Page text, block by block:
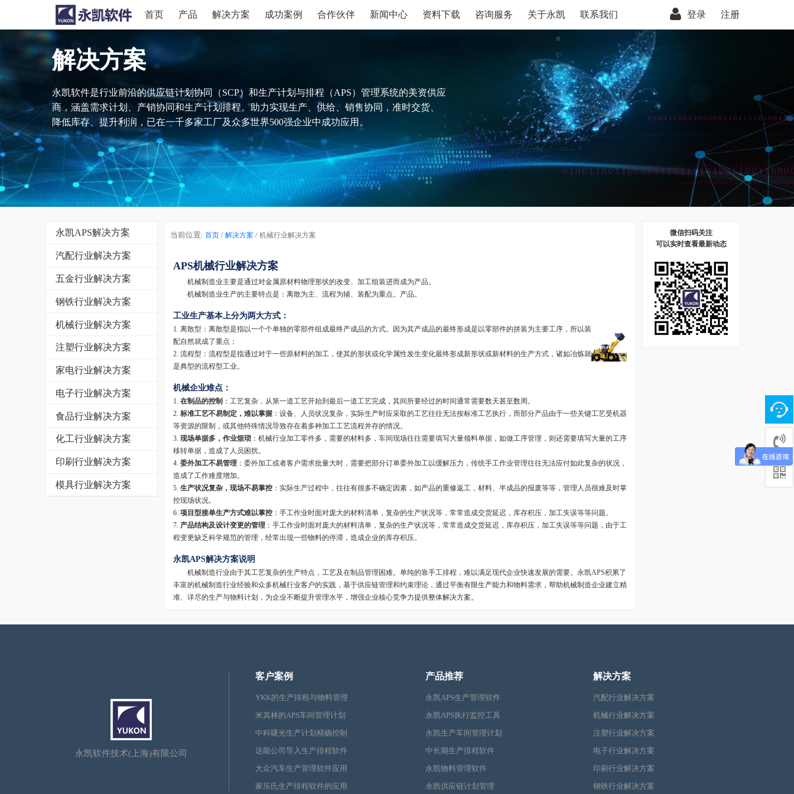
首页 产品 解决方案 成功案例 合作伙伴 新闻中心 资料下载 咨询服务 关于永凯 联系我们 登录 注册
解决方案
永凯软件是行业前沿的供应链计划协同（SCP）和生产计划与排程（APS）管理系统的美资供应
商，涵盖需求计划、产销协同和生产计划排程。助力实现生产、供给、销售协同，准时交货、
降低库存、提升利润，已在一千多家工厂及众多世界500强企业中成功应用。
永凯APS解决方案
汽配行业解决方案
五金行业解决方案
钢铁行业解决方案
机械行业解决方案
注塑行业解决方案
家电行业解决方案
电子行业解决方案
食品行业解决方案
化工行业解决方案
印刷行业解决方案
模具行业解决方案
当前位置: 首页 / 解决方案 / 机械行业解决方案
APS机械行业解决方案
机械制造业主要是通过对金属原材料物理形状的改变、加工组装进而成为产品。
机械制造业生产的主要特点是：离散为主、流程为辅、装配为重点。产品。
工业生产基本上分为两大方式：
1. 离散型：离散型是指以一个个单独的零部件组成最终产成品的方式。因为其产成品的最终形成是以零部件的拼装为主要工序，所以装
配自然就成了重点；
2. 流程型：流程型是指通过对于一些原材料的加工，使其的形状或化学属性发生变化最终形成新形状或新材料的生产方式，诸如冶炼就
是典型的流程型工业。
机械企业难点：
1. 在制品的控制 ：工艺复杂，从第一道工艺开始到最后一道工艺完成，其间所要经过的时间通常需要数天甚至数周。
2. 标准工艺不易制定，难以掌握 ：设备、人员状况复杂，实际生产时应采取的工艺往往无法按标准工艺执行，而部分产品由于一些关键工艺受机器
等资源的限制，或其他特殊情况导致存在着多种加工工艺流程并存的情况。
3. 现场单据多，作业烦琐 ：机械行业加工零件多，需要的材料多，车间现场往往需要填写大量领料单据，如做工序管理，则还需要填写大量的工序
移转单据，造成了人员困扰。
4. 委外加工不易管理 ：委外加工或者客户需求批量大时，需要把部分订单委外加工以缓解压力，传统手工作业管理往往无法应付如此复杂的状况，
造成了工作难度增加。
5. 生产状况复杂，现场不易掌控 ：实际生产过程中，往往有很多不确定因素，如产品的重修返工，材料、半成品的报废等等，管理人员很难及时掌
控现场状况。
6. 项目型接单生产方式难以掌控 ：手工作业时面对庞大的材料清单，复杂的生产状况等，常常造成交货延迟，库存积压，加工失误等等问题。
7. 产品结构及设计变更的管理 ：手工作业时面对庞大的材料清单，复杂的生产状况等，常常造成交货延迟，库存积压，加工失误等等问题，由于工
程变更缺乏科学规范的管理，经常出现一些物料的停滞，造成企业的库存积压。
永凯APS解决方案说明
机械制造行业由于其工艺复杂的生产特点，工艺及在制品管理困难。单纯的靠手工排程，难以满足现代企业快速发展的需要。永凯APS积累了
丰富的机械制造行业经验和众多机械行业客户的实践，基于供应链管理和约束理论，通过平衡有限生产能力和物料需求，帮助机械制造企业建立精
准、详尽的生产与物料计划，为企业不断提升管理水平，增强企业核心竞争力提供整体解决方案。
微信扫码关注
可以实时查看最新动态
永凯软件技术(上海)有限公司
客户案例
YKK的生产排程与物料管理
米其林的APS车间管理计划
中科曙光生产计划精确控制
达能公司导入生产排程软件
大众汽车生产管理软件应用
家乐氏生产排程软件的应用
产品推荐
永凯APS生产管理软件
永凯APS执行监控工具
永凯生产车间管理计划
中长期生产排程软件
永凯物料管理软件
永凯供应链计划管理
解决方案
汽配行业解决方案
机械行业解决方案
注塑行业解决方案
电子行业解决方案
印刷行业解决方案
钢铁行业解决方案